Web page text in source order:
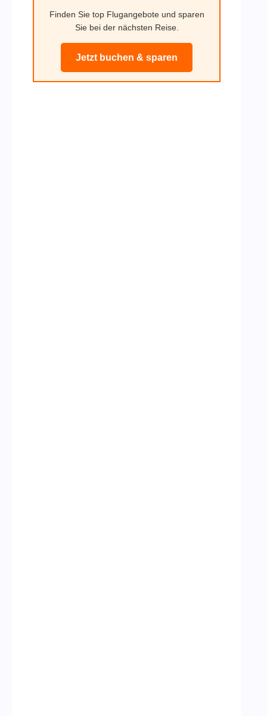
Finden Sie top Flugangebote und sparen
Sie bei der nächsten Reise.
Jetzt buchen & sparen